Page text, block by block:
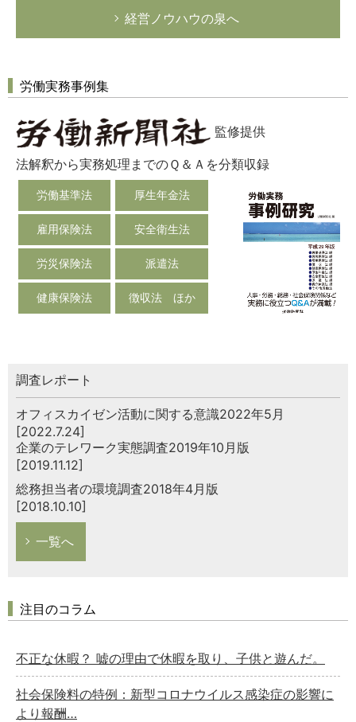
経営ノウハウの泉へ
労働実務事例集
監修提供
法解釈から実務処理までのＱ＆Ａを分類収録
労働基準法 厚生年金法
雇用保険法 安全衛生法
労災保険法 派遣法
健康保険法 徴収法 ほか
調査レポート
オフィスカイゼン活動に関する意識2022年5月
[2022.7.24]
企業のテレワーク実態調査2019年10月版
[2019.11.12]
総務担当者の環境調査2018年4月版
[2018.10.10]
一覧へ
注目のコラム
不正な休暇？ 嘘の理由で休暇を取り、子供と遊んだ。
社会保険料の特例：新型コロナウイルス感染症の影響に
より報酬…